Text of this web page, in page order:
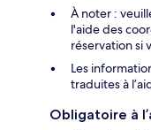
À noter :
l'aide des
réservation si
Les
traduites à
Obligatoire à